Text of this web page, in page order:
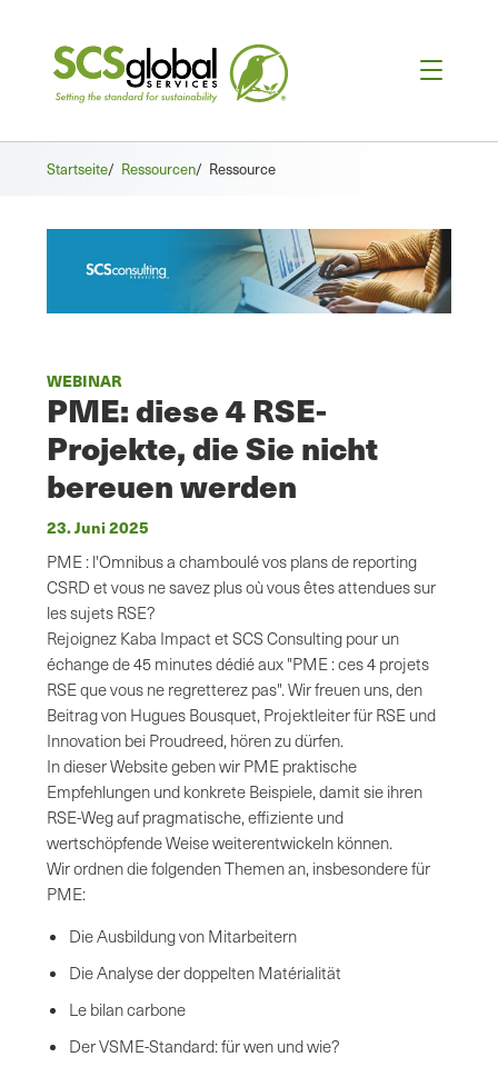
Startseite/ Ressourcen/ Ressource
WEBINAR
PME: diese 4 RSE-
Projekte, die Sie nicht
bereuen werden
23. Juni 2025
PME : l'Omnibus a chamboulé vos plans de reporting
CSRD et vous ne savez plus où vous êtes attendues sur
les sujets RSE?
Rejoignez Kaba Impact et SCS Consulting pour un
échange de 45 minutes dédié aux "PME : ces 4 projets
RSE que vous ne regretterez pas". Wir freuen uns, den
Beitrag von Hugues Bousquet, Projektleiter für RSE und
Innovation bei Proudreed, hören zu dürfen.
In dieser Website geben wir PME praktische
Empfehlungen und konkrete Beispiele, damit sie ihren
RSE-Weg auf pragmatische, effiziente und
wertschöpfende Weise weiterentwickeln können.
Wir ordnen die folgenden Themen an, insbesondere für
PME:
Die Ausbildung von Mitarbeitern
Die Analyse der doppelten Matérialität
Le bilan carbone
Der VSME-Standard: für wen und wie?